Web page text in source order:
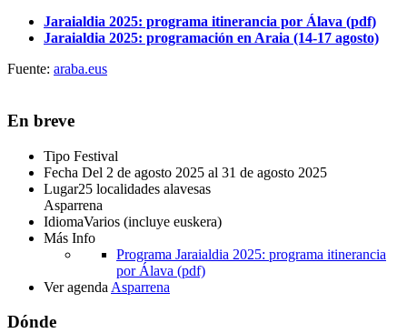
Jaraialdia 2025: programa itinerancia por Álava (pdf)
Jaraialdia 2025: programación en Araia (14-17 agosto)
Fuente: araba.eus
En breve
Tipo Festival
Fecha Del 2 de agosto 2025 al 31 de agosto 2025
Lugar25 localidades alavesas
Asparrena
IdiomaVarios (incluye euskera)
Más Info
Programa Jaraialdia 2025: programa itinerancia
por Álava (pdf)
Ver agenda Asparrena
Dónde